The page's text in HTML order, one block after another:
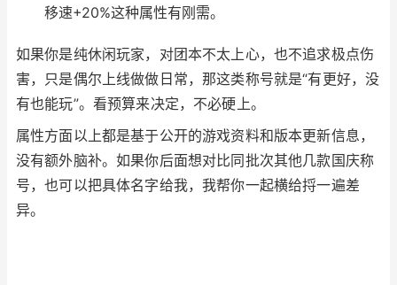
移速+20%这种属性有刚需。
如果你是纯休闲玩家，对团本不太上心，也不追求极点伤
害，只是偶尔上线做做日常，那这类称号就是“有更好，没
有也能玩”。看预算来决定，不必硬上。
属性方面以上都是基于公开的游戏资料和版本更新信息，
没有额外脑补。如果你后面想对比同批次其他几款国庆称
号，也可以把具体名字给我，我帮你一起横给捋一遍差
异。